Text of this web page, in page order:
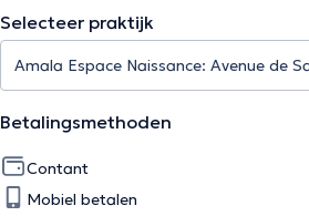
Selecteer praktijk
Betalingsmethoden
Contant
Mobiel betalen